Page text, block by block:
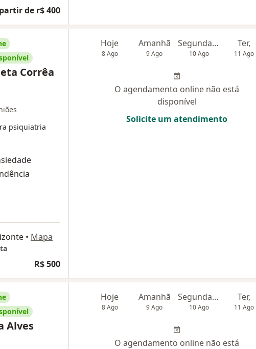
de r$ 400
Corrêa
psiquiatria
• Mapa
R$ 500
Hoje
8 Ago
Amanhã
9 Ago
Segunda-feira
10 Ago
Ter,
11 Ago
O agendamento online não está
disponível
Solicite um atendimento
Alves
Hoje
8 Ago
Amanhã
9 Ago
Segunda-feira
10 Ago
Ter,
11 Ago
O agendamento online não está